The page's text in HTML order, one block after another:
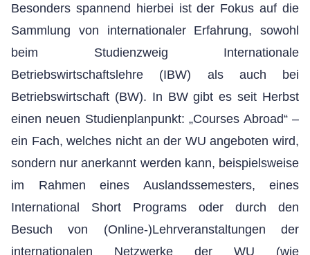
Besonders spannend hierbei ist der Fokus auf die
Sammlung von internationaler Erfahrung, sowohl
beim Studienzweig Internationale
Betriebswirtschaftslehre (IBW) als auch bei
Betriebswirtschaft (BW). In BW gibt es seit Herbst
einen neuen Studienplanpunkt: „Courses Abroad“ –
ein Fach, welches nicht an der WU angeboten wird,
sondern nur anerkannt werden kann, beispielsweise
im Rahmen eines Auslandssemesters, eines
International Short Programs oder durch den
Besuch von (Online-)Lehrveranstaltungen der
internationalen Netzwerke der WU (wie